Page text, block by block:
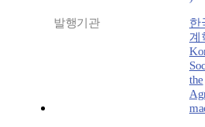
발행기관
한
계
the